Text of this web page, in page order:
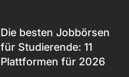
Die besten Jobbörsen
für Studierende: 11
Plattformen für 2026